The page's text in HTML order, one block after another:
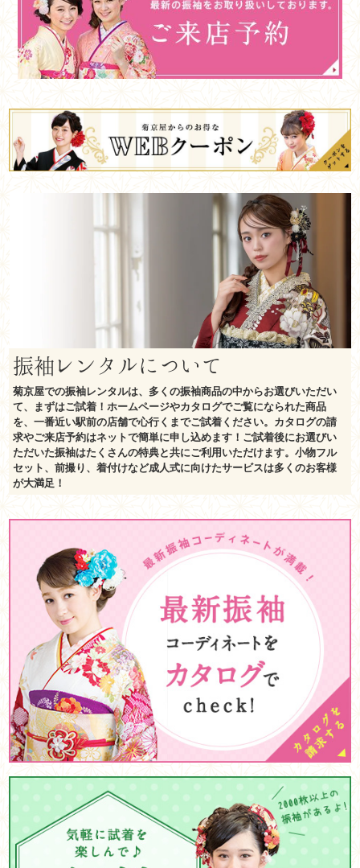
振袖レンタルについて
菊京屋での振袖レンタルは、多くの振袖商品の中からお選びいただい
て、まずはご試着！ホームページやカタログでご覧になられた商品
を、一番近い駅前の店舗で心行くまでご試着ください。カタログの請
求やご来店予約はネットで簡単に申し込めます！ご試着後にお選びい
ただいた振袖はたくさんの特典と共にご利用いただけます。小物フル
セット、前撮り、着付けなど成人式に向けたサービスは多くのお客様
が大満足！